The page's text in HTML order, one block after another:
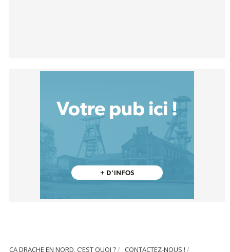
ÇA DRACHE EN NORD, C’EST QUOI ?
CONTACTEZ-NOUS !